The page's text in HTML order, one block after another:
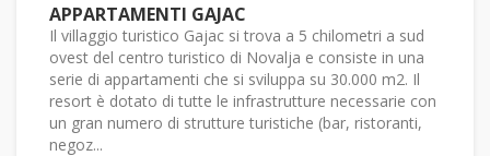
APPARTAMENTI GAJAC
Il villaggio turistico Gajac si trova a 5 chilometri a sud
ovest del centro turistico di Novalja e consiste in una
serie di appartamenti che si sviluppa su 30.000 m2. Il
resort è dotato di tutte le infrastrutture necessarie con
un gran numero di strutture turistiche (bar, ristoranti,
negoz...